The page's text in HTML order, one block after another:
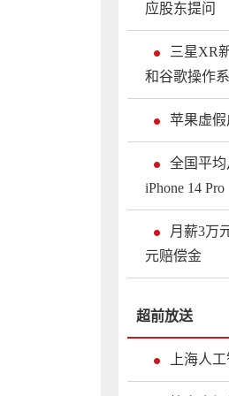
应股东提问
三星XR
和谷歌操作
苹果虚
全国平均
iPhone 14 Pro
月薪3万
元赔偿金
超前放送
上海人